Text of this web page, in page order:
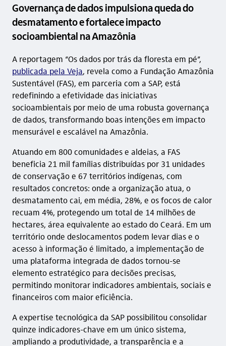
Governança de dados impulsiona queda do
desmatamento e fortalece impacto
socioambiental na Amazônia
A reportagem “Os dados por trás da floresta em pé”,
publicada pela Veja, revela como a Fundação Amazônia
Sustentável (FAS), em parceria com a SAP, está
redefinindo a efetividade das iniciativas
socioambientais por meio de uma robusta governança
de dados, transformando boas intenções em impacto
mensurável e escalável na Amazônia.
Atuando em 800 comunidades e aldeias, a FAS
beneficia 21 mil famílias distribuídas por 31 unidades
de conservação e 67 territórios indígenas, com
resultados concretos: onde a organização atua, o
desmatamento cai, em média, 28%, e os focos de calor
recuam 4%, protegendo um total de 14 milhões de
hectares, área equivalente ao estado do Ceará. Em um
território onde deslocamentos podem levar dias e o
acesso à informação é limitado, a implementação de
uma plataforma integrada de dados tornou-se
elemento estratégico para decisões precisas,
permitindo monitorar indicadores ambientais, sociais e
financeiros com maior eficiência.
A expertise tecnológica da SAP possibilitou consolidar
quinze indicadores-chave em um único sistema,
ampliando a produtividade, a transparência e a